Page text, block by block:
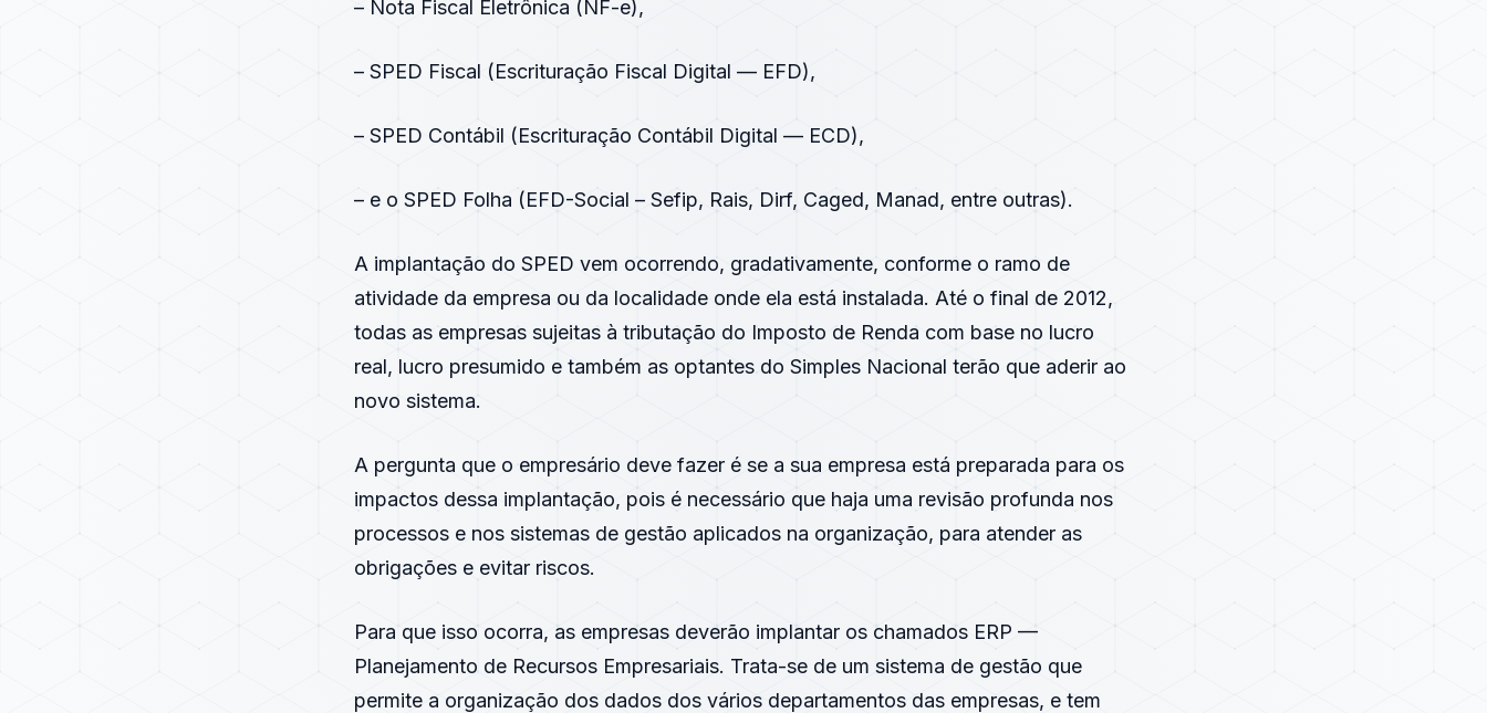
– Nota Fiscal Eletrônica (NF-e),
– SPED Fiscal (Escrituração Fiscal Digital — EFD),
– SPED Contábil (Escrituração Contábil Digital — ECD),
– e o SPED Folha (EFD-Social – Sefip, Rais, Dirf, Caged, Manad, entre outras).
A implantação do SPED vem ocorrendo, gradativamente, conforme o ramo de
atividade da empresa ou da localidade onde ela está instalada. Até o final de 2012,
todas as empresas sujeitas à tributação do Imposto de Renda com base no lucro
real, lucro presumido e também as optantes do Simples Nacional terão que aderir ao
novo sistema.
A pergunta que o empresário deve fazer é se a sua empresa está preparada para os
impactos dessa implantação, pois é necessário que haja uma revisão profunda nos
processos e nos sistemas de gestão aplicados na organização, para atender as
obrigações e evitar riscos.
Para que isso ocorra, as empresas deverão implantar os chamados ERP —
Planejamento de Recursos Empresariais. Trata-se de um sistema de gestão que
permite a organização dos dados dos vários departamentos das empresas, e tem